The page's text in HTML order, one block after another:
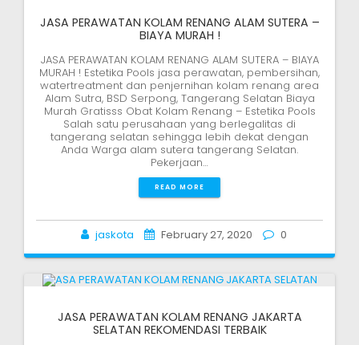
JASA PERAWATAN KOLAM RENANG ALAM SUTERA –
BIAYA MURAH !
JASA PERAWATAN KOLAM RENANG ALAM SUTERA – BIAYA
MURAH ! Estetika Pools jasa perawatan, pembersihan,
watertreatment dan penjernihan kolam renang area
Alam Sutra, BSD Serpong, Tangerang Selatan Biaya
Murah Gratisss Obat Kolam Renang – Estetika Pools
Salah satu perusahaan yang berlegalitas di
tangerang selatan sehingga lebih dekat dengan
Anda Warga alam sutera tangerang Selatan.
Pekerjaan…
READ MORE
jaskota February 27, 2020 0
JASA PERAWATAN KOLAM RENANG JAKARTA
SELATAN REKOMENDASI TERBAIK